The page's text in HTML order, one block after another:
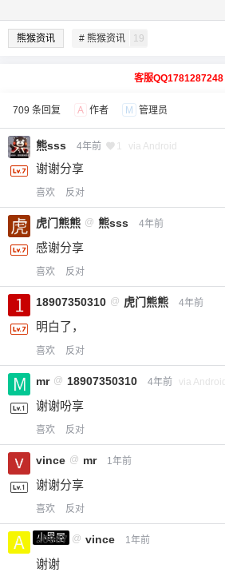
熊猴资讯 # 熊猴资讯 19
客服QQ1781287248
709 条回复 A 作者 M 管理员
熊sss 4年前 1 via Android
谢谢分享
喜欢 反对
虎门熊熊 @ 熊sss 4年前
感谢分享
喜欢 反对
18907350310 @ 虎门熊熊 4年前
明白了，
喜欢 反对
mr @ 18907350310 4年前 via Android
谢谢吩享
喜欢 反对
vince @ mr 1年前
谢谢分享
喜欢 反对
小黑屋
a0987 @ vince 1年前
谢谢